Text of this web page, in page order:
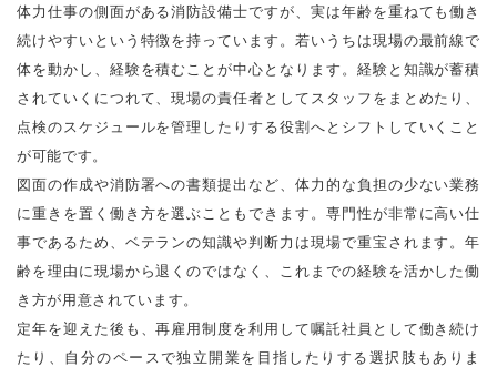
体力仕事の側面がある消防設備士ですが、実は年齢を重ねても働き
続けやすいという特徴を持っています。若いうちは現場の最前線で
体を動かし、経験を積むことが中心となります。経験と知識が蓄積
されていくにつれて、現場の責任者としてスタッフをまとめたり、
点検のスケジュールを管理したりする役割へとシフトしていくこと
が可能です。
図面の作成や消防署への書類提出など、体力的な負担の少ない業務
に重きを置く働き方を選ぶこともできます。専門性が非常に高い仕
事であるため、ベテランの知識や判断力は現場で重宝されます。年
齢を理由に現場から退くのではなく、これまでの経験を活かした働
き方が用意されています。
定年を迎えた後も、再雇用制度を利用して嘱託社員として働き続け
たり、自分のペースで独立開業を目指したりする選択肢もありま